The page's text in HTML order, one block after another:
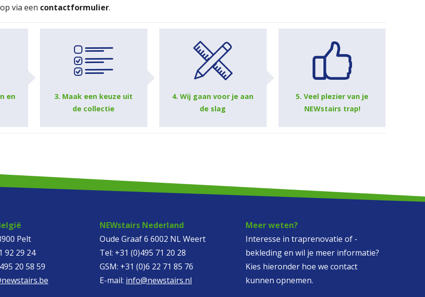
via een contactformulier.
en
3. Maak een keuze uit
de collectie
4. Wij gaan voor je aan
de slag
5. Veel plezier van je
NEWstairs trap!
Pelt
92 29 24
20 58 59
NEWstairs Nederland
Oude Graaf 6 6002 NL Weert
Tel: +31 (0)495 71 20 28
GSM: +31 (0)6 22 71 85 76
E-mail: info@newstairs.nl
Meer weten?
Interesse in traprenovatie of -
bekleding en wil je meer informatie?
Kies hieronder hoe we contact
kunnen opnemen.